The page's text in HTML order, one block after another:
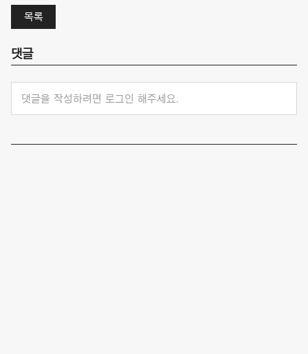
목록
댓글
댓글을 작성하려면 로그인 해주세요.